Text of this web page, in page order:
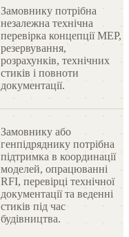
Замовнику потрібна
незалежна технічна
перевірка концепції MEP,
резервування,
розрахунків, технічних
стиків і повноти
документації.
Замовнику або
генпідряднику потрібна
підтримка в координації
моделей, опрацюванні
RFI, перевірці технічної
документації та веденні
стиків під час
будівництва.